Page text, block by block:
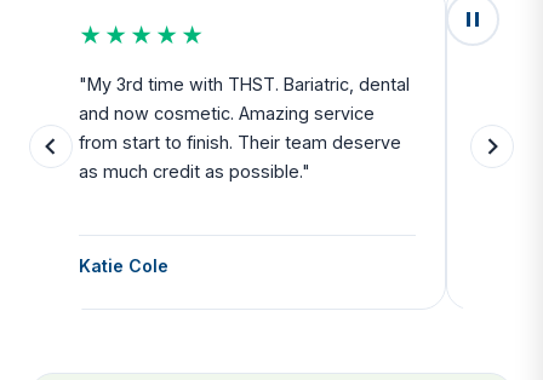
★★★★★
"My 3rd time with THST. Bariatric, dental
and now cosmetic. Amazing service
from start to finish. Their team deserve
as much credit as possible."
Katie Cole
side